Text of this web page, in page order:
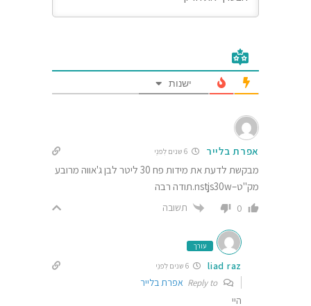
ישנות
אפרת בלייר
מבקשת לדעת את מידות פח 30 ליטר לבן ג'אווה מרובע
מק"ט–nstjs30w.תודה רבה
0 תשובה
עורך
liad raz
Reply to
אפרת בלייר
היי